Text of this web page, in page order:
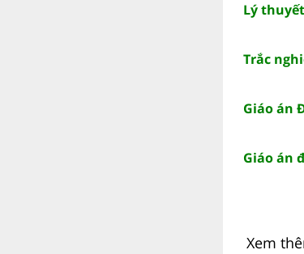
Lý
Trắc
Giáo án
Giáo án
Xem